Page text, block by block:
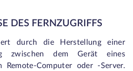
DES FERNZUGRIFFS
durch die Herstellung einer
zwischen dem Gerät eines
Remote-Computer oder -Server.